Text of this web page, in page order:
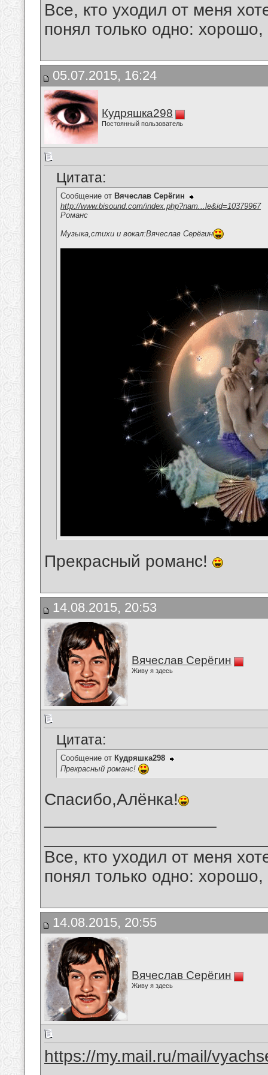
Все, кто уходил от меня
понял только одно:
05.07.2015, 16:24
Кудряшка298
Постоянный пользователь
Цитата:
Сообщение от Вячеслав Серёгин
http://www.bisound.com/index.php?nam...le&id=10379967
Романс
Музыка,стихи и вокал:Вячеслав Серёгин
Прекрасный романс!
14.08.2015, 20:53
Вячеслав Серёгин
Живу я здесь
Цитата:
Сообщение от Кудряшка298
Прекрасный романс!
Спасибо,Алёнка!
Все, кто уходил от меня
понял только одно:
14.08.2015, 20:55
Вячеслав Серёгин
Живу я здесь
https://my.mail.ru/mail/